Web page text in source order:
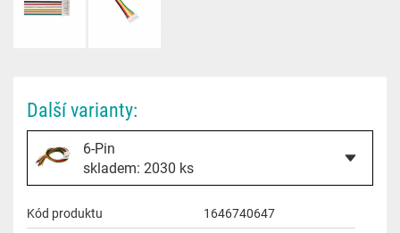
Další varianty:
6-Pin
skladem: 2030 ks
Kód produktu
1646740647